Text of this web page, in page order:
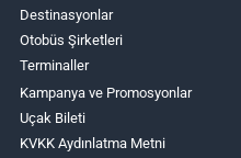
Destinasyonlar
Otobüs Şirketleri
Terminaller
Kampanya ve Promosyonlar
Uçak Bileti
KVKK Aydınlatma Metni